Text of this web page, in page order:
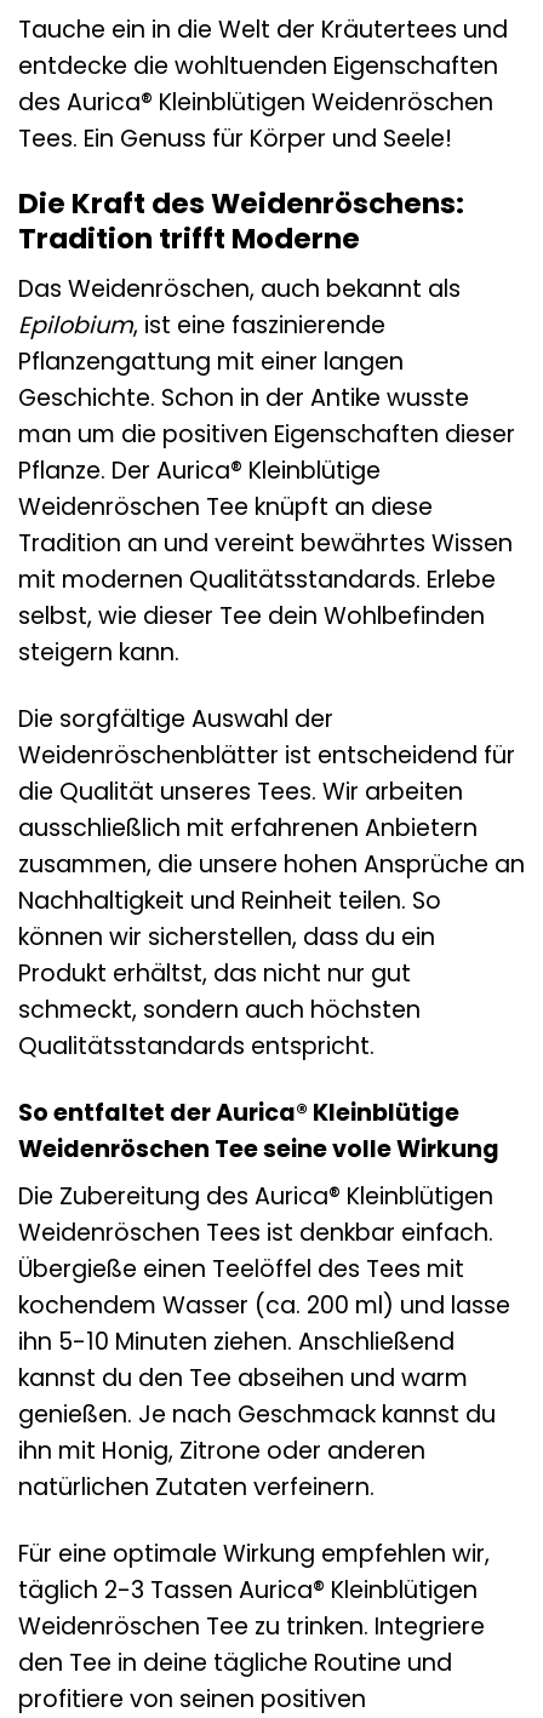
Tauche ein in die Welt der Kräutertees und
entdecke die wohltuenden Eigenschaften
des Aurica® Kleinblütigen Weidenröschen
Tees. Ein Genuss für Körper und Seele!
Die Kraft des Weidenröschens:
Tradition trifft Moderne
Das Weidenröschen, auch bekannt als
Epilobium, ist eine faszinierende
Pflanzengattung mit einer langen
Geschichte. Schon in der Antike wusste
man um die positiven Eigenschaften dieser
Pflanze. Der Aurica® Kleinblütige
Weidenröschen Tee knüpft an diese
Tradition an und vereint bewährtes Wissen
mit modernen Qualitätsstandards. Erlebe
selbst, wie dieser Tee dein Wohlbefinden
steigern kann.
Die sorgfältige Auswahl der
Weidenröschenblätter ist entscheidend für
die Qualität unseres Tees. Wir arbeiten
ausschließlich mit erfahrenen Anbietern
zusammen, die unsere hohen Ansprüche an
Nachhaltigkeit und Reinheit teilen. So
können wir sicherstellen, dass du ein
Produkt erhältst, das nicht nur gut
schmeckt, sondern auch höchsten
Qualitätsstandards entspricht.
So entfaltet der Aurica® Kleinblütige
Weidenröschen Tee seine volle Wirkung
Die Zubereitung des Aurica® Kleinblütigen
Weidenröschen Tees ist denkbar einfach.
Übergieße einen Teelöffel des Tees mit
kochendem Wasser (ca. 200 ml) und lasse
ihn 5-10 Minuten ziehen. Anschließend
kannst du den Tee abseihen und warm
genießen. Je nach Geschmack kannst du
ihn mit Honig, Zitrone oder anderen
natürlichen Zutaten verfeinern.
Für eine optimale Wirkung empfehlen wir,
täglich 2-3 Tassen Aurica® Kleinblütigen
Weidenröschen Tee zu trinken. Integriere
den Tee in deine tägliche Routine und
profitiere von seinen positiven